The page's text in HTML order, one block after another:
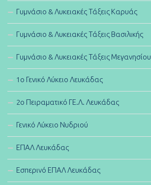
Γυμνάσιο & Λυκειακές Τάξεις Καρυάς
Γυμνάσιο & Λυκειακές Τάξεις Βασιλικής
Γυμνάσιο & Λυκειακές Τάξεις Μεγανησίου
1ο Γενικό Λύκειο Λευκάδας
2ο Πειραματικό ΓΕ.Λ. Λευκάδας
Γενικό Λύκειο Νυδριού
ΕΠΑΛ Λευκάδας
Εσπερινό ΕΠΑΛ Λευκάδας